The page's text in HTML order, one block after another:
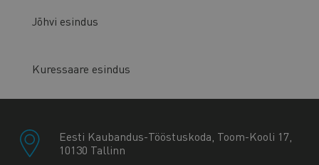
Jõhvi esindus
Kuressaare esindus
Eesti Kaubandus-Tööstuskoda, Toom-Kooli 17,
10130 Tallinn